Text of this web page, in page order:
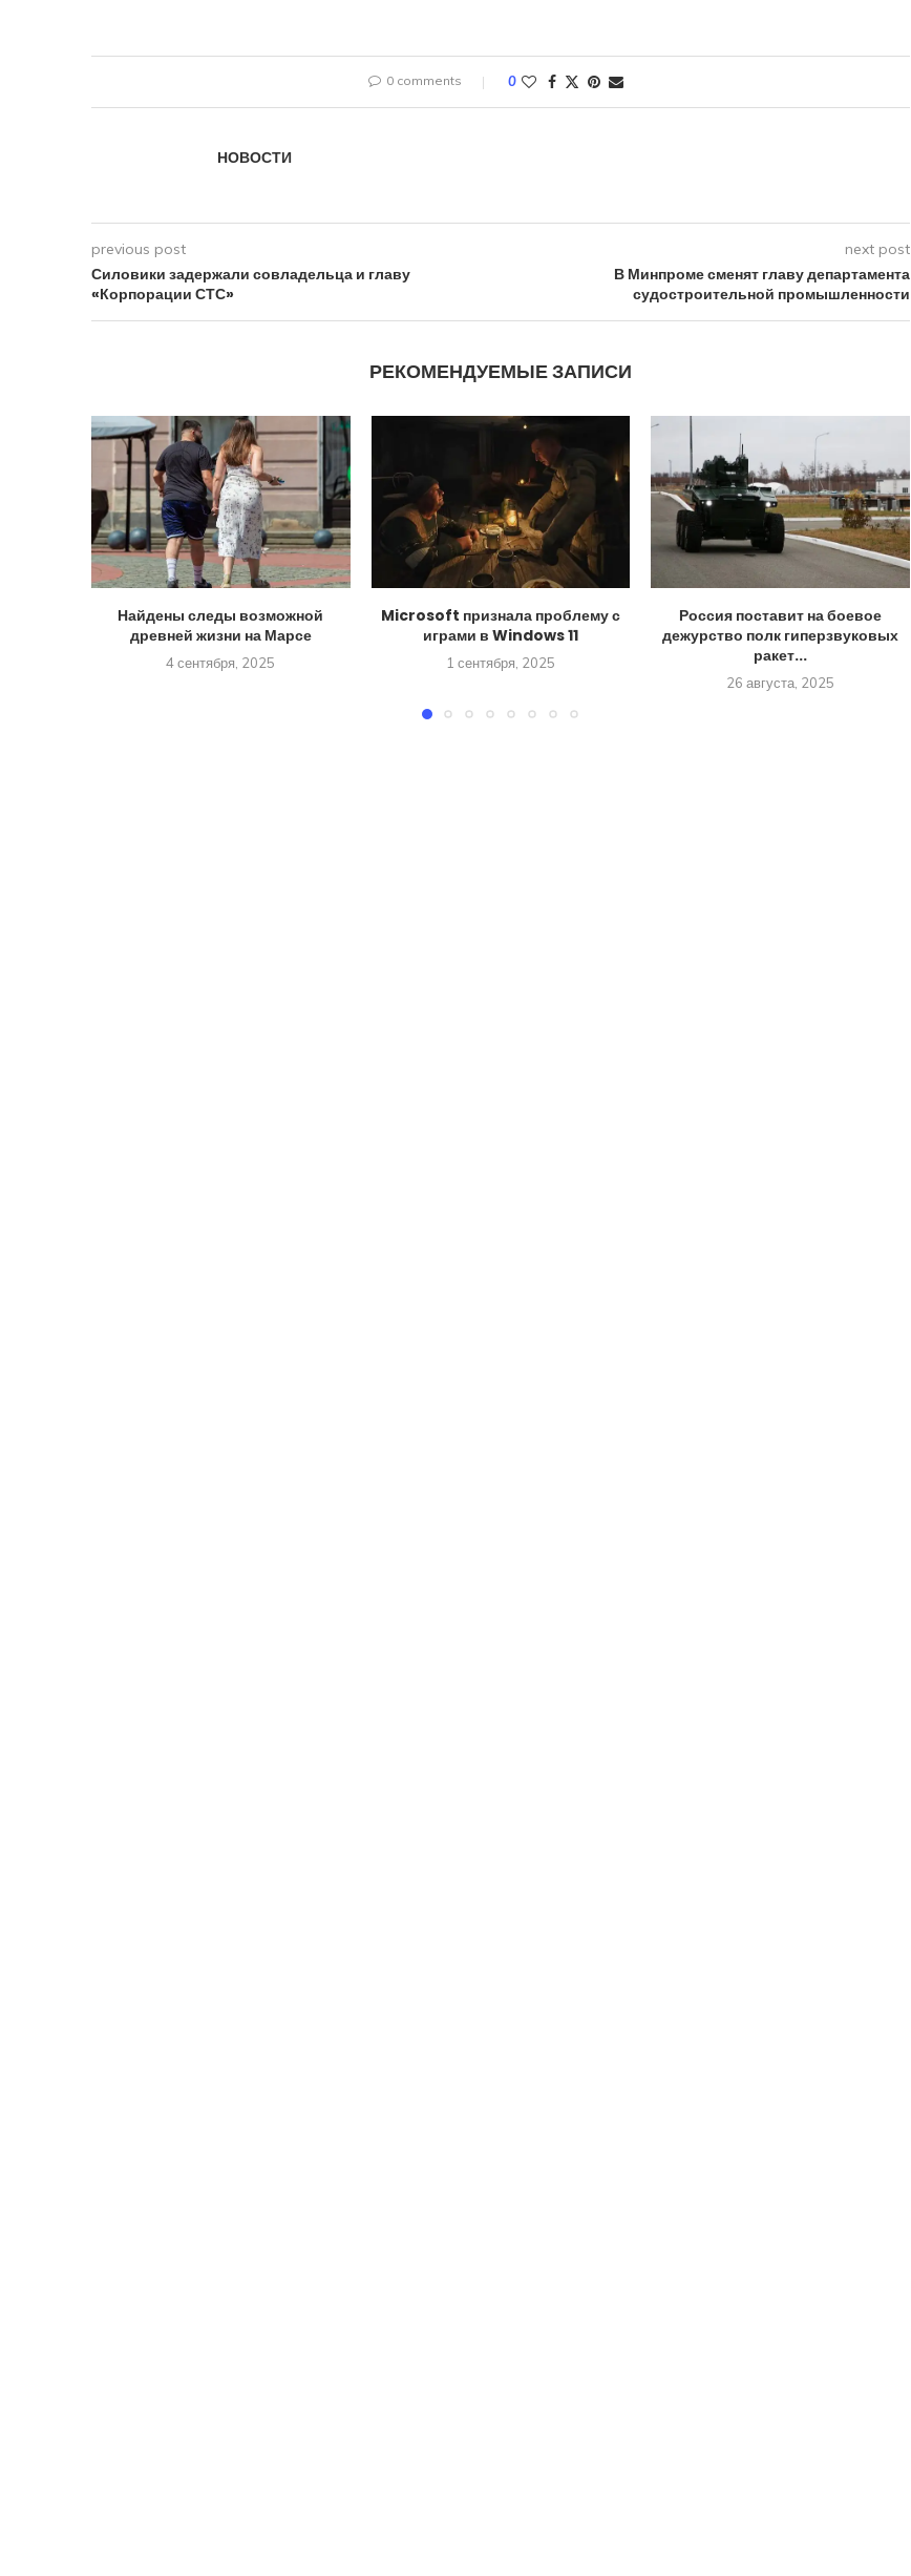
0 comments 0
НОВОСТИ
previous post
Силовики задержали совладельца и главу
«Корпорации СТС»
next post
В Минпроме сменят главу департамента
судостроительной промышленности
РЕКОМЕНДУЕМЫЕ ЗАПИСИ
Найдены следы возможной
древней жизни на Марсе
4 сентября, 2025
Microsoft признала проблему с
играми в Windows 11
1 сентября, 2025
Россия поставит на боевое
дежурство полк гиперзвуковых
ракет...
26 августа, 2025